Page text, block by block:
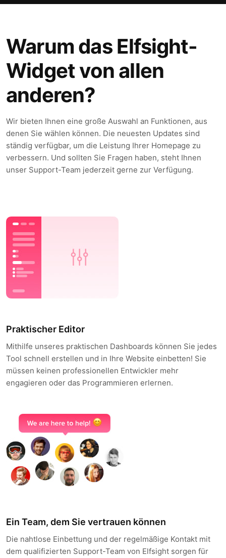
Warum das Elfsight-
Widget von allen
anderen?
Wir bieten Ihnen eine große Auswahl an Funktionen, aus
denen Sie wählen können. Die neuesten Updates sind
ständig verfügbar, um die Leistung Ihrer Homepage zu
verbessern. Und sollten Sie Fragen haben, steht Ihnen
unser Support-Team jederzeit gerne zur Verfügung.
Praktischer Editor
Mithilfe unseres praktischen Dashboards können Sie jedes
Tool schnell erstellen und in Ihre Website einbetten! Sie
müssen keinen professionellen Entwickler mehr
engagieren oder das Programmieren erlernen.
Ein Team, dem Sie vertrauen können
Die nahtlose Einbettung und der regelmäßige Kontakt mit
dem qualifizierten Support-Team von Elfsight sorgen für